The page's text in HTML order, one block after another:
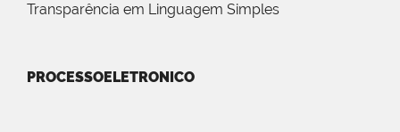
Transparência em Linguagem Simples
PROCESSOELETRONICO